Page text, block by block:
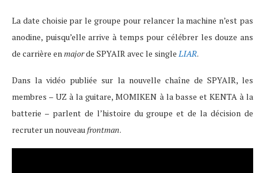
La date choisie par le groupe pour relancer la machine n’est pas
anodine, puisqu’elle arrive à temps pour célébrer les douze ans
de carrière enmajorde SPYAIR avec le singleLIAR.
Dans la vidéo publiée sur la nouvelle chaîne de SPYAIR, les
membres – UZ à la guitare, MOMIKEN à la basse et KENTA à la
batterie – parlent de l’histoire du groupe et de la décision de
recruter un nouveaufrontman.